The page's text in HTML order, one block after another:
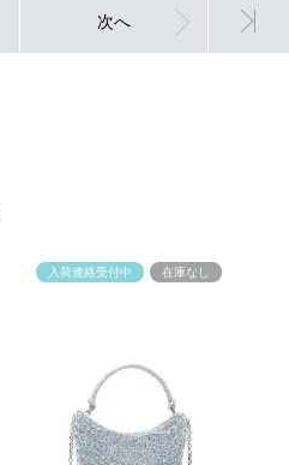
次へ
入荷連絡受付中 在庫なし